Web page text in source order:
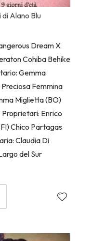
Alano Blu
Dream X
Cohiba Behike
Gemma
Femmina
Miglietta (BO)
Proprietari: Enrico
Chico Partagas
Claudia Di
del Sur